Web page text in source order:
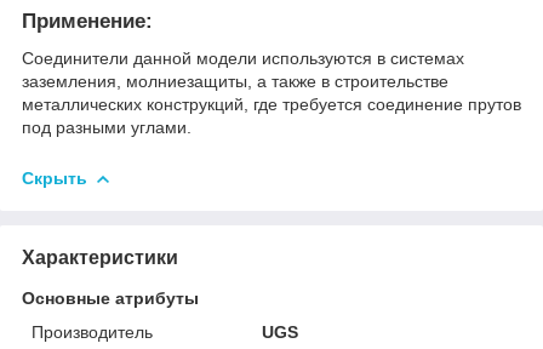
Применение:
Соединители данной модели используются в системах
заземления, молниезащиты, а также в строительстве
металлических конструкций, где требуется соединение прутов
под разными углами.
Скрыть
Характеристики
Основные атрибуты
Производитель
UGS